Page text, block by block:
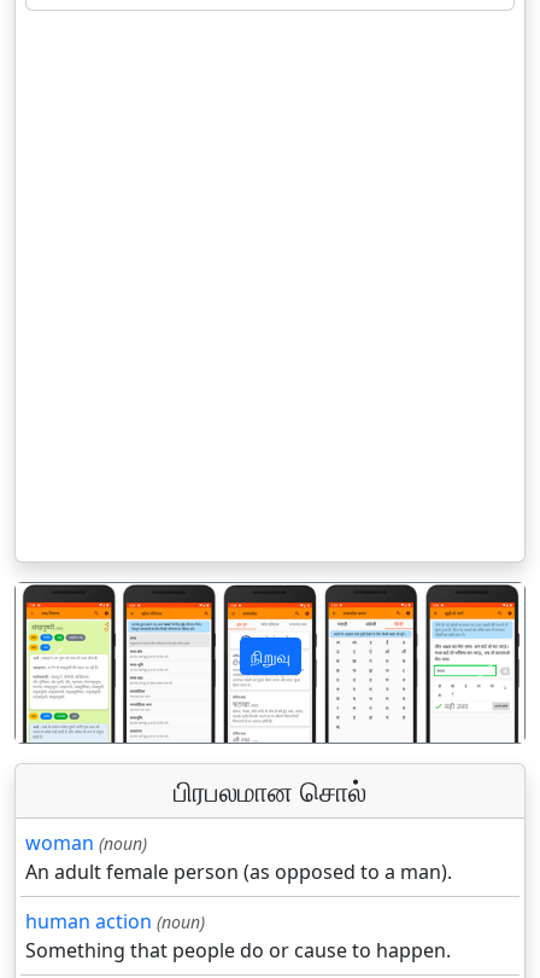
நிறுவு
पिछला अगला
பிரபலமான சொல்
woman (noun)
An adult female person (as opposed to a man).
human action (noun)
Something that people do or cause to happen.